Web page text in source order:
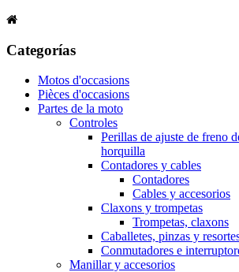
Categorías
Motos d'occasions
Pièces d'occasions
Partes de la moto
Controles
Perillas de ajuste de freno
horquilla
Contadores y cables
Contadores
Cables y accesorios
Claxons y trompetas
Trompetas, claxons
Caballetes, pinzas y
Conmutadores e
Manillar y accesorios